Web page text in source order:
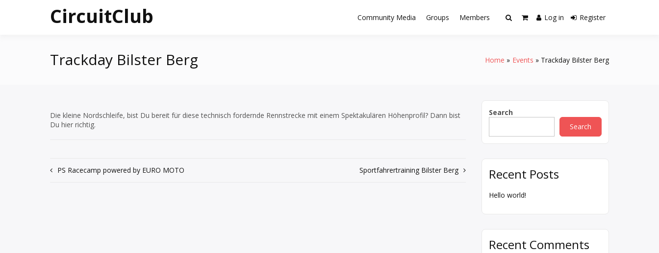
CircuitClub Community Media Groups Members Log in Register
Trackday Bilster Berg Home Events Trackday Bilster Berg
Die kleine Nordschleife, bist Du bereit für diese technisch fordernde Rennstrecke mit einem Spektakulären Höhenprofil? Dann bist
Du hier richtig.
Post
PS Racecamp powered by EURO MOTO Sportfahrertraining Bilster Berg
Search
Search
Recent Posts
Hello world!
Recent Comments